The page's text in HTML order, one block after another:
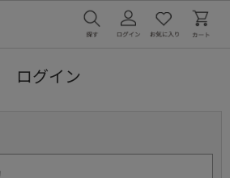
ログイン